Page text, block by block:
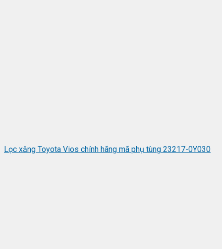
Lọc xăng Toyota Vios chính hãng mã phụ tùng 23217-0Y030